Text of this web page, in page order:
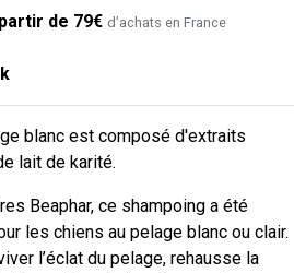
de 79€ d’achats en France
blanc est composé d'extraits
lait de karité.
Beaphar, ce shampoing a été
les chiens au pelage blanc ou clair.
l’éclat du pelage, rehausse la